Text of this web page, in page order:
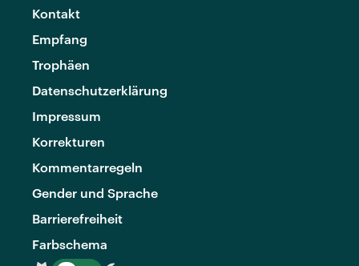
Kontakt
Empfang
Trophäen
Datenschutzerklärung
Impressum
Korrekturen
Kommentarregeln
Gender und Sprache
Barrierefreiheit
Farbschema